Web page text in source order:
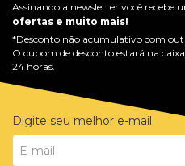
Assinando a newsletter você recebe
ofertas e muito mais!
*Desconto não acumulativo com
O cupom de desconto estará na
24 horas.
Digite seu melhor e-mail